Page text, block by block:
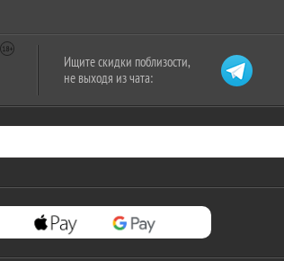
Ищите скидки поблизости,
не выходя из чата: